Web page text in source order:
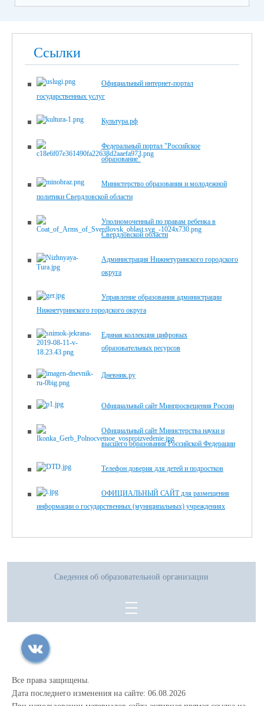
Ссылки
Официальный интернет-портал
государственных услуг
Культура.рф
Федеральный портал "Российское
образование"
Министерство образования и молодежной
политики Свердловской области
Уполномоченный по правам ребенка в
Свердловской области
Администрация Нижнетуринского городского
округа
Управление образования администрации
Нижнетуринского городского округа
Единая коллекция цифровых
образовательных ресурсов
Дневник.ру
Официальный сайт Минпросвещения России
Официальный сайт Министерства науки и
высшего образования Российской Федерации
Телефон доверия для детей и подростков
ОФИЦИАЛЬНЫЙ САЙТ для размещения
информации о государственных (муниципальных) учреждениях
Сведения об образовательной организации
Все права защищены.
Дата последнего изменения на сайте: 06.08.2026